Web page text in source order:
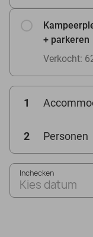
+ parkeren
Verkocht:
1
2 Personen
Inchecken
Kies datum